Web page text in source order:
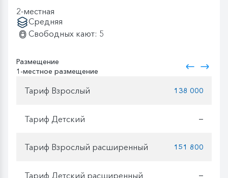
2-местная
Средняя
Свободных кают: 5
Размещение
1-местное размещение
Тариф Взрослый 138 000
Тариф Детский —
Тариф Взрослый расширенный 151 800
Тариф Детский расширенный —